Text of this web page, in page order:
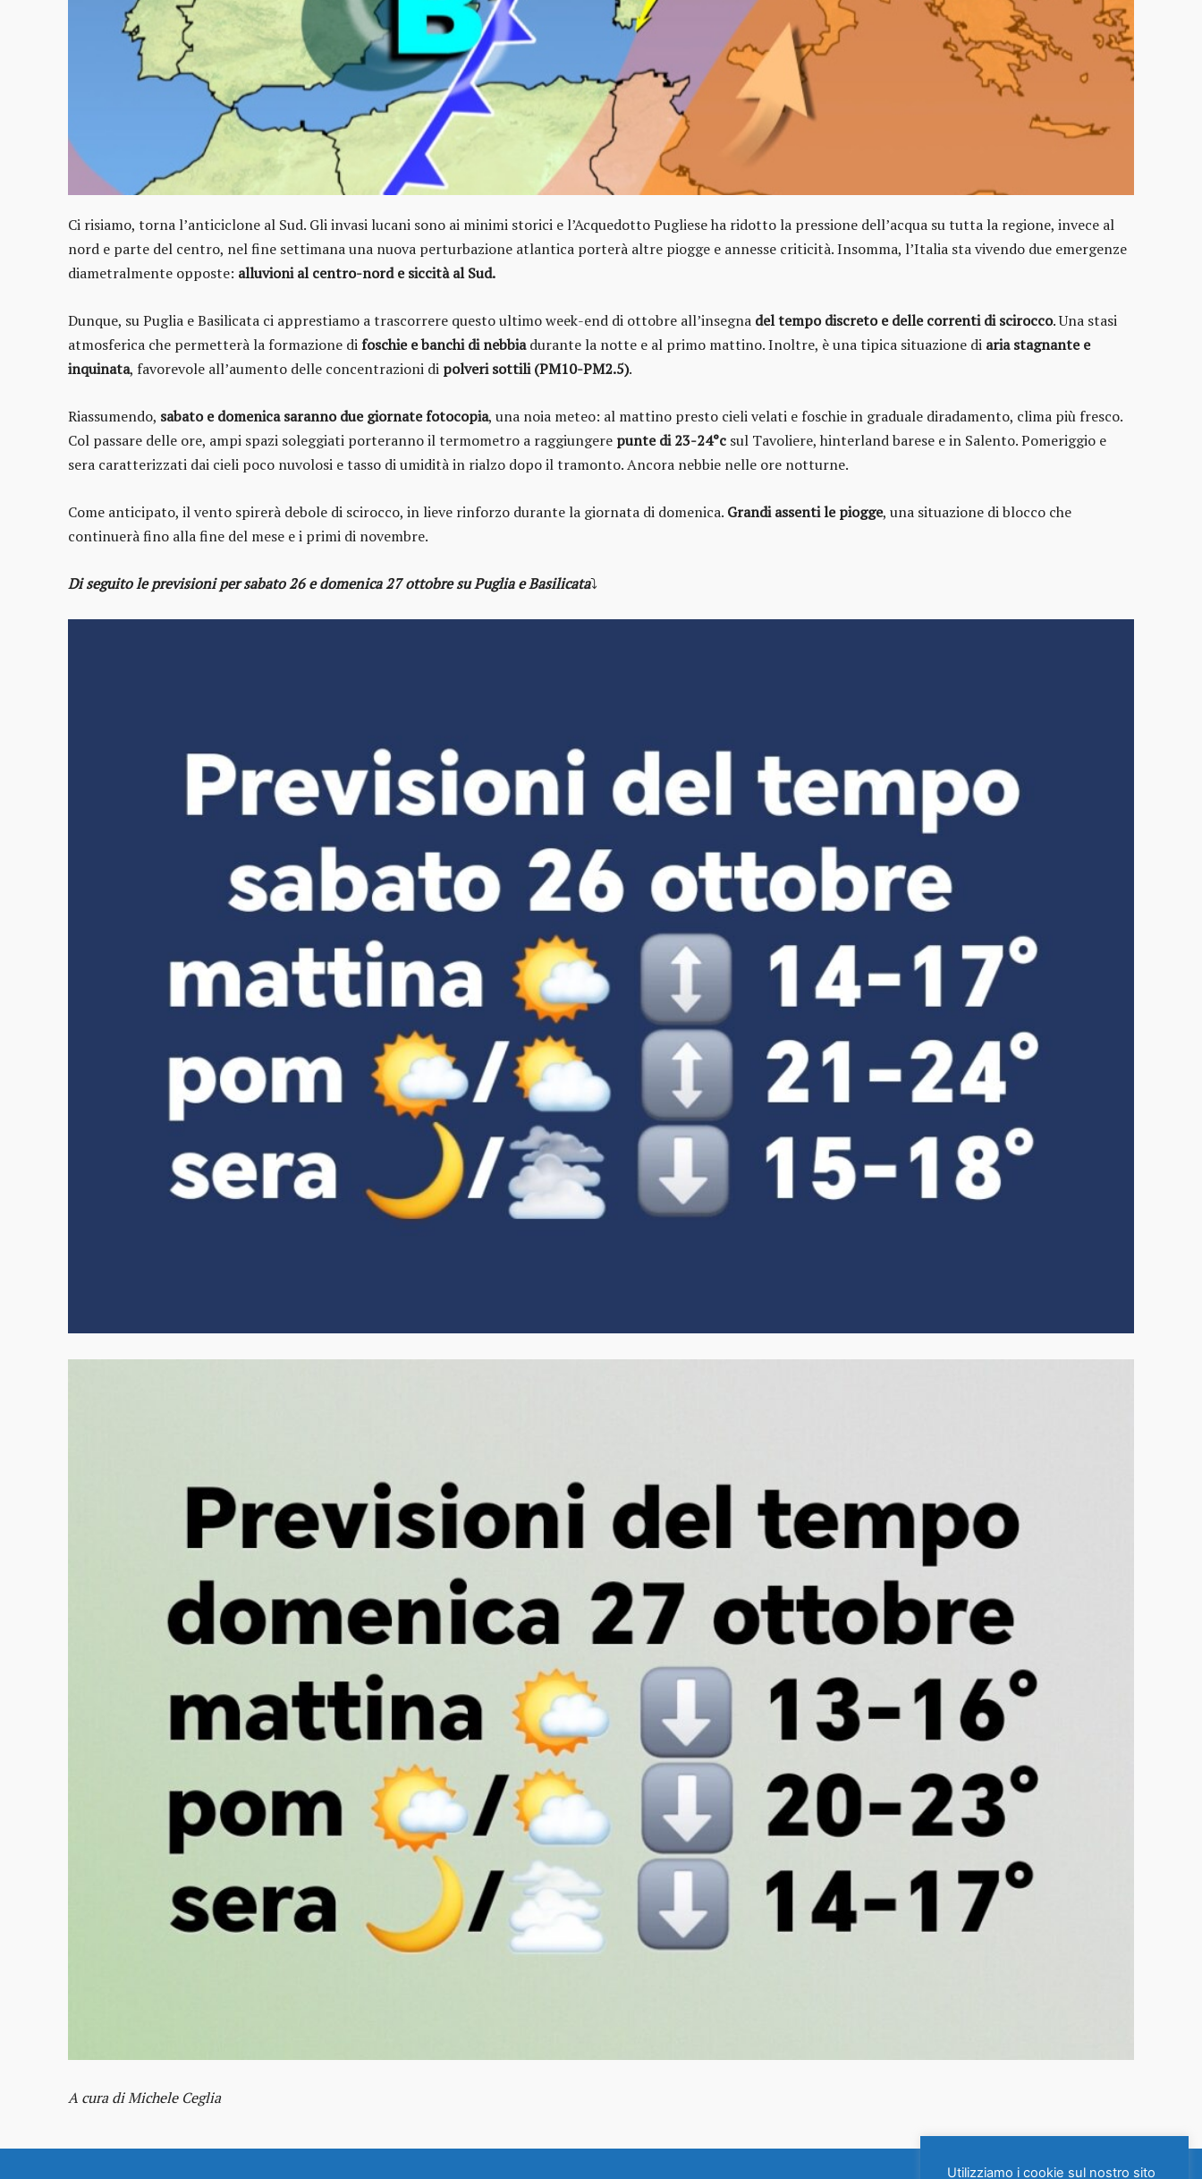
Ci risiamo, torna l’anticiclone al Sud. Gli invasi lucani sono ai minimi storici e l’Acquedotto Pugliese ha ridotto la pressione dell’acqua su tutta la regione, invece al
nord e parte del centro, nel fine settimana una nuova perturbazione atlantica porterà altre piogge e annesse criticità. Insomma, l’Italia sta vivendo due emergenze
diametralmente opposte: alluvioni al centro-nord e siccità al Sud.
Dunque, su Puglia e Basilicata ci apprestiamo a trascorrere questo ultimo week-end di ottobre all’insegna del tempo discreto e delle correnti di scirocco. Una stasi
atmosferica che permetterà la formazione difoschie e banchi di nebbiadurante la notte e al primo mattino. Inoltre, è una tipica situazione di aria stagnante e
inquinata, favorevole all’aumento delle concentrazioni di polveri sottili (PM10-PM2.5).
Riassumendo, sabato e domenica saranno due giornate fotocopia, una noia meteo: al mattino presto cieli velati e foschie in graduale diradamento, clima più fresco.
Col passare delle ore, ampi spazi soleggiati porteranno il termometro a raggiungere punte di 23-24°c sul Tavoliere, hinterland barese e in Salento. Pomeriggio e
sera caratterizzati dai cieli poco nuvolosi e tasso di umidità in rialzo dopo il tramonto. Ancora nebbie nelle ore notturne.
Come anticipato, il vento spirerà debole di scirocco, in lieve rinforzo durante la giornata di domenica. Grandi assenti le piogge, una situazione di blocco che
continuerà fino alla fine del mese e i primi di novembre.
Di seguito le previsioni per sabato 26 e domenica 27 ottobre su Puglia e Basilicata⤵️
A cura di Michele Ceglia
Utilizziamo i cookie sul nostro sito